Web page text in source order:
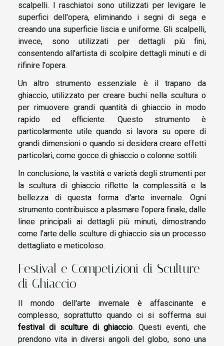
scalpelli. I raschiatoi sono utilizzati per levigare le
superfici dell'opera, eliminando i segni di sega e
creando una superficie liscia e uniforme. Gli scalpelli,
invece, sono utilizzati per dettagli più fini,
consentendo all'artista di scolpire dettagli minuti e di
rifinire l'opera.
Un altro strumento essenziale è il trapano da
ghiaccio, utilizzato per creare buchi nella scultura o
per rimuovere grandi quantità di ghiaccio in modo
rapido ed efficiente. Questo strumento è
particolarmente utile quando si lavora su opere di
grandi dimensioni o quando si desidera creare effetti
particolari, come gocce di ghiaccio o colonne sottili.
In conclusione, la vastità e varietà degli strumenti per
la scultura di ghiaccio riflette la complessità e la
bellezza di questa forma d'arte invernale. Ogni
strumento contribuisce a plasmare l'opera finale, dalle
linee principali ai dettagli più minuti, dimostrando
come l'arte delle sculture di ghiaccio sia un processo
dettagliato e meticoloso.
Festival e Competizioni di Sculture
di Ghiaccio
Il mondo dell'arte invernale è affascinante e
complesso, soprattutto quando ci si sofferma sui
festival di sculture di ghiaccio. Questi eventi, che
prendono vita in diversi angoli del globo, sono una